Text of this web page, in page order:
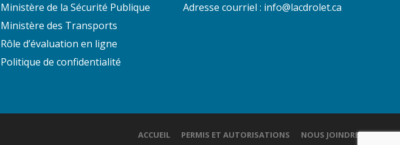
Ministère de la Sécurité Publique
Ministère des Transports
Rôle d’évaluation en ligne
Politique de confidentialité
Adresse courriel : info@lacdrolet.ca
ACCUEIL PERMIS ET AUTORISATIONS NOUS JOINDRE